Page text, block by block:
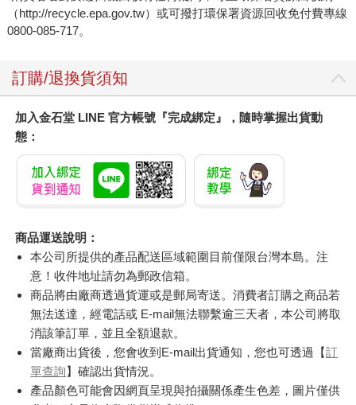
（http://recycle.epa.gov.tw）或可撥打環保署資源回收免付費專線
0800-085-717。
訂購/退換貨須知
加入金石堂 LINE 官方帳號『完成綁定』，隨時掌握出貨動
態：
商品運送說明：
本公司所提供的產品配送區域範圍目前僅限台灣本島。注
意！收件地址請勿為郵政信箱。
商品將由廠商透過貨運或是郵局寄送。消費者訂購之商品若
無法送達，經電話或 E-mail無法聯繫逾三天者，本公司將取
消該筆訂單，並且全額退款。
當廠商出貨後，您會收到E-mail出貨通知，您也可透過【訂
單查詢】確認出貨情況。
產品顏色可能會因網頁呈現與拍攝關係產生色差，圖片僅供